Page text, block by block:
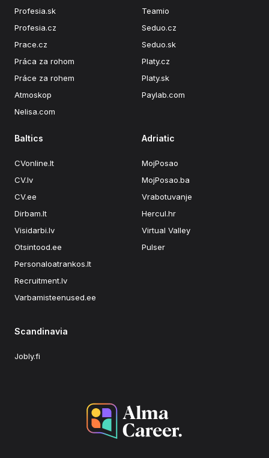
Profesia.sk
Profesia.cz
Prace.cz
Práca za rohom
Práce za rohem
Atmoskop
Nelisa.com
Teamio
Seduo.cz
Seduo.sk
Platy.cz
Platy.sk
Paylab.com
Baltics
CVonline.lt
CV.lv
CV.ee
Dirbam.lt
Visidarbi.lv
Otsintood.ee
Personaloatrankos.lt
Recruitment.lv
Varbamisteenused.ee
Adriatic
MojPosao
MojPosao.ba
Vrabotuvanje
Hercul.hr
Virtual Valley
Pulser
Scandinavia
Jobly.fi